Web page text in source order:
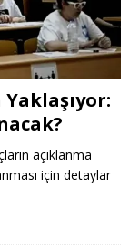
açıklanma
için detaylar